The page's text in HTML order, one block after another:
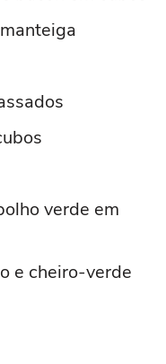
verde em
e cheiro-verde